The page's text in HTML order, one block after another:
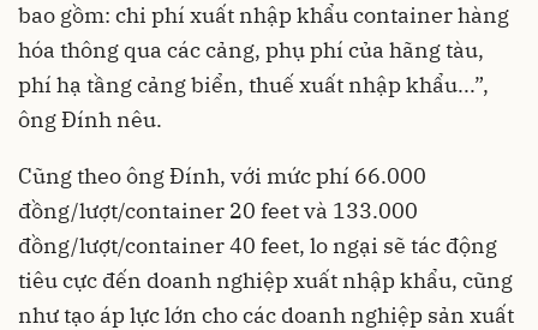
bao gồm: chi phí xuất nhập khẩu container hàng
hóa thông qua các cảng, phụ phí của hãng tàu,
phí hạ tầng cảng biển, thuế xuất nhập khẩu...”,
ông Đính nêu.
Cũng theo ông Đính, với mức phí 66.000
đồng/lượt/container 20 feet và 133.000
đồng/lượt/container 40 feet, lo ngại sẽ tác động
tiêu cực đến doanh nghiệp xuất nhập khẩu, cũng
như tạo áp lực lớn cho các doanh nghiệp sản xuất